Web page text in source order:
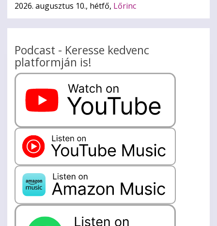
2026. augusztus 10., hétfő, Lőrinc
Podcast - Keresse kedvenc
platformján is!